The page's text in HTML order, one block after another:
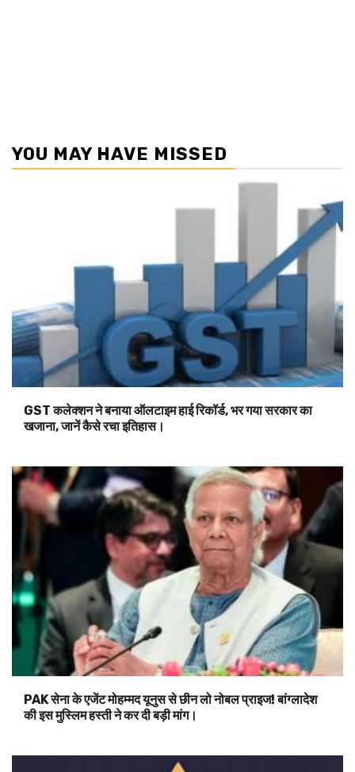
YOU MAY HAVE MISSED
GST कलेक्शन ने बनाया ऑलटाइम हाई रिकॉर्ड, भर गया सरकार का
खजाना, जानें कैसे रचा इतिहास।
PAK सेना के एजेंट मोहम्मद यूनुस से छीन लो नोबल प्राइज! बांग्लादेश
की इस मुस्लिम हस्ती ने कर दी बड़ी मांग।